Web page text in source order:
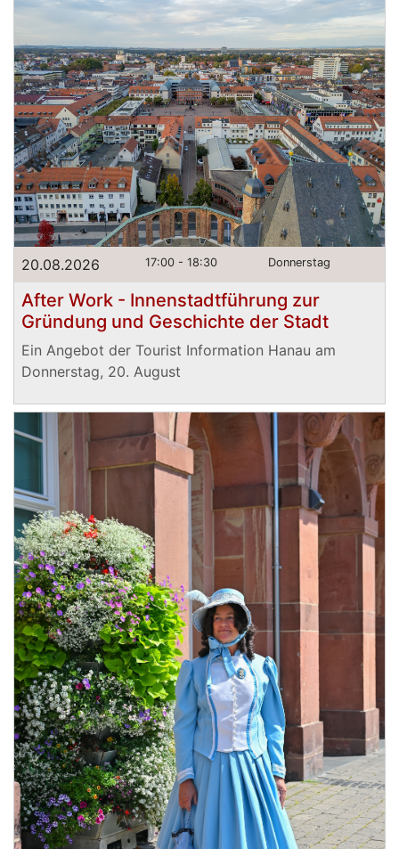
20.08.2026 17:00 - 18:30 Donnerstag
After Work - Innenstadtführung zur
Gründung und Geschichte der Stadt
Ein Angebot der Tourist Information Hanau am
Donnerstag, 20. August